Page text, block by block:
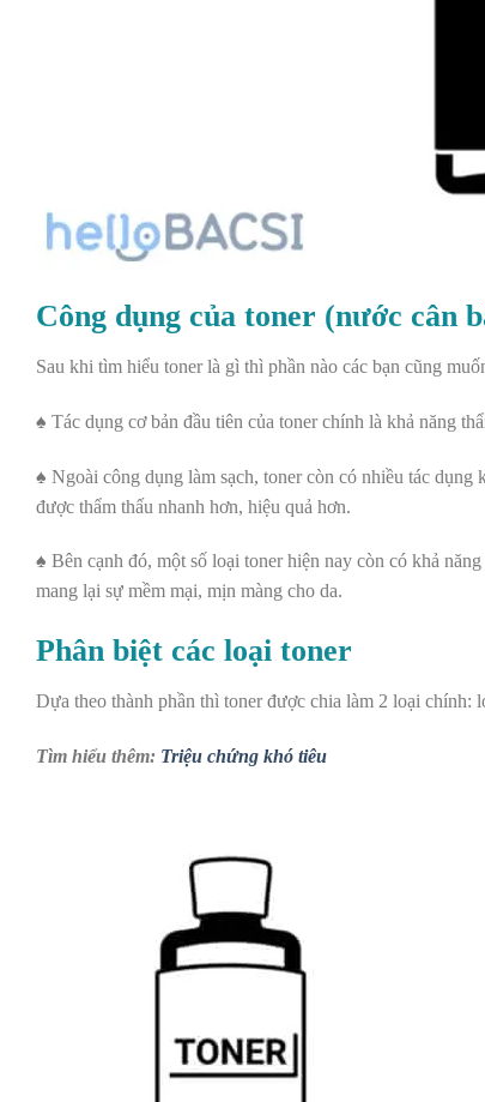
Công dụng của toner (nước cân
Sau khi tìm hiểu toner là gì thì phần nào các bạn cũng
♠ Tác dụng cơ bản đầu tiên của toner chính là khả năng
♠ Ngoài công dụng làm sạch, toner còn có nhiều tác
được thẩm thấu nhanh hơn, hiệu quả hơn.
♠ Bên cạnh đó, một số loại toner hiện nay còn có khả
mang lại sự mềm mại, mịn màng cho da.
Phân biệt các loại toner
Dựa theo thành phần thì toner được chia làm 2 loại chính:
Tìm hiểu thêm: Triệu chứng khó tiêu